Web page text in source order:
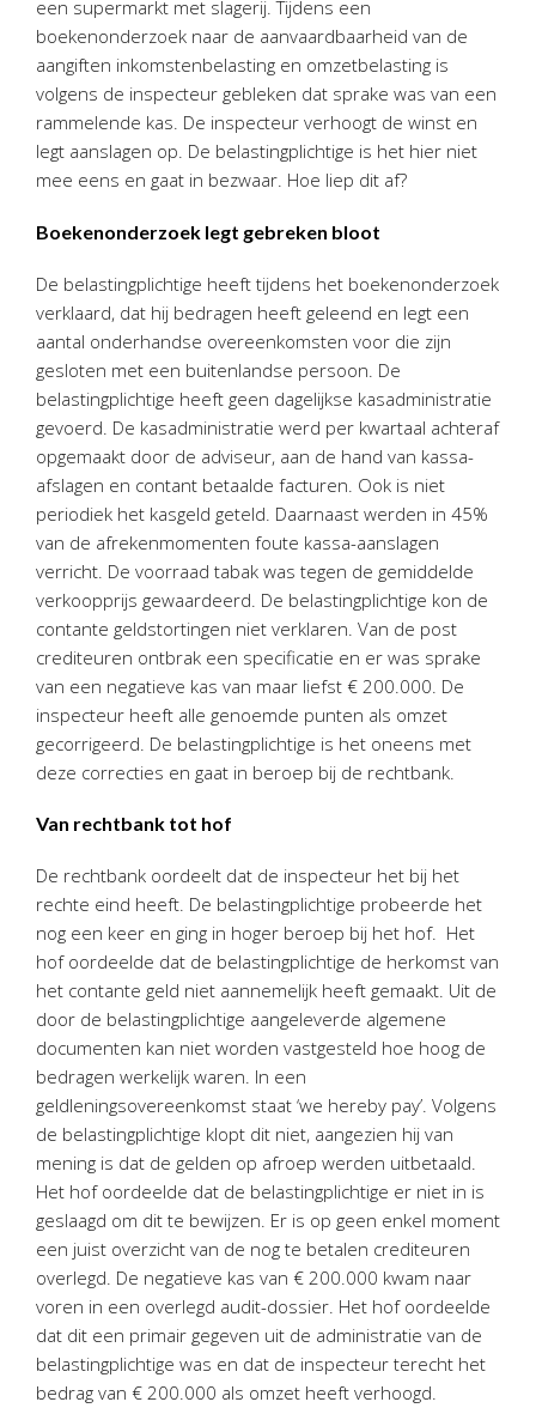
Personeel & Organisatie
Bedrijfseconomisch advies
Belastingadvies Purmerend
Online boekhouden
Nieuws& informatie
Nieuwsbrief
Nieuwsoverzicht
Handige links
Downloads
Contact
AvantiOnline
Twinfield – Boekhouden
BaseCone – Facturen
Visionplanner – Rapportage
Klantenportaal – Online dossiers
Online Salaris – Salarissen
Nextens-Accorderen aangiften
een supermarkt met slagerij. Tijdens een
boekenonderzoek naar de aanvaardbaarheid van de
aangiften inkomstenbelasting en omzetbelasting is
volgens de inspecteur gebleken dat sprake was van een
rammelende kas. De inspecteur verhoogt de winst en
legt aanslagen op. De belastingplichtige is het hier niet
mee eens en gaat in bezwaar. Hoe liep dit af?
Boekenonderzoek legt gebreken bloot
De belastingplichtige heeft tijdens het boekenonderzoek
verklaard, dat hij bedragen heeft geleend en legt een
aantal onderhandse overeenkomsten voor die zijn
gesloten met een buitenlandse persoon. De
belastingplichtige heeft geen dagelijkse kasadministratie
gevoerd. De kasadministratie werd per kwartaal achteraf
opgemaakt door de adviseur, aan de hand van kassa-
afslagen en contant betaalde facturen. Ook is niet
periodiek het kasgeld geteld. Daarnaast werden in 45%
van de afrekenmomenten foute kassa-aanslagen
verricht. De voorraad tabak was tegen de gemiddelde
verkoopprijs gewaardeerd. De belastingplichtige kon de
contante geldstortingen niet verklaren. Van de post
crediteuren ontbrak een specificatie en er was sprake
van een negatieve kas van maar liefst € 200.000. De
inspecteur heeft alle genoemde punten als omzet
gecorrigeerd. De belastingplichtige is het oneens met
deze correcties en gaat in beroep bij de rechtbank.
Van rechtbank tot hof
De rechtbank oordeelt dat de inspecteur het bij het
rechte eind heeft. De belastingplichtige probeerde het
nog een keer en ging in hoger beroep bij het hof. Het
hof oordeelde dat de belastingplichtige de herkomst van
het contante geld niet aannemelijk heeft gemaakt. Uit de
door de belastingplichtige aangeleverde algemene
documenten kan niet worden vastgesteld hoe hoog de
bedragen werkelijk waren. In een
geldleningsovereenkomst staat ‘we hereby pay’. Volgens
de belastingplichtige klopt dit niet, aangezien hij van
mening is dat de gelden op afroep werden uitbetaald.
Het hof oordeelde dat de belastingplichtige er niet in is
geslaagd om dit te bewijzen. Er is op geen enkel moment
een juist overzicht van de nog te betalen crediteuren
overlegd. De negatieve kas van € 200.000 kwam naar
voren in een overlegd audit-dossier. Het hof oordeelde
dat dit een primair gegeven uit de administratie van de
belastingplichtige was en dat de inspecteur terecht het
bedrag van € 200.000 als omzet heeft verhoogd.